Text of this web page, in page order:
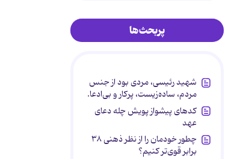
پربحث‌ها
شهید رئیسی، مردی بود از جنس
مردم، ساده‌زیست، پرکار و بی‌ادعا.
کدهای پیشواز پویش چله دعای
عهد
چطور خودمان را از نظر ذهنی ۳۸
برابر قوی‌تر کنیم؟